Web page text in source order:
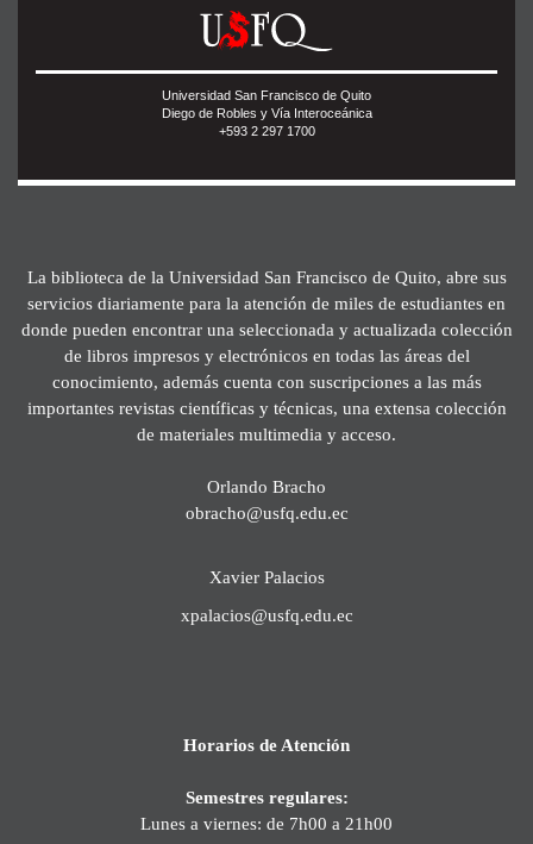
Universidad San Francisco de Quito
Diego de Robles y Vía Interoceánica
+593 2 297 1700
La biblioteca de la Universidad San Francisco de Quito, abre sus
servicios diariamente para la atención de miles de estudiantes en
donde pueden encontrar una seleccionada y actualizada colección
de libros impresos y electrónicos en todas las áreas del
conocimiento, además cuenta con suscripciones a las más
importantes revistas científicas y técnicas, una extensa colección
de materiales multimedia y acceso.
Orlando Bracho
obracho@usfq.edu.ec
Xavier Palacios
xpalacios@usfq.edu.ec
Horarios de Atención
Semestres regulares:
Lunes a viernes: de 7h00 a 21h00